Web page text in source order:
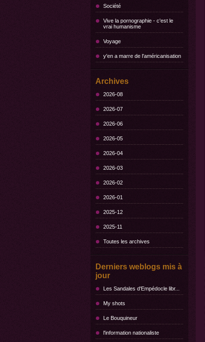
Société
Vive la pornographie - c'est le
vrai humanisme
Voyage
y'en a marre de l'américanisation
Archives
2026-08
2026-07
2026-06
2026-05
2026-04
2026-03
2026-02
2026-01
2025-12
2025-11
Toutes les archives
Derniers weblogs mis à
jour
Les Sandales d'Empédocle libr...
My shots
Le Bouquineur
l'information nationaliste